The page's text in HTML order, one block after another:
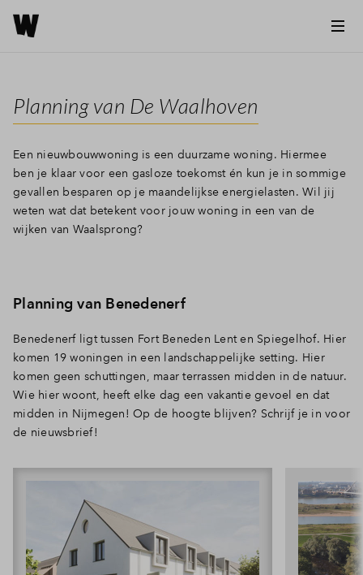
Planning van De Waalhoven
Een nieuwbouwwoning is een duurzame woning. Hiermee
ben je klaar voor een gasloze toekomst én kun je in sommige
gevallen besparen op je maandelijkse energielasten. Wil jij
weten wat dat betekent voor jouw woning in een van de
wijken van Waalsprong?
Planning van Benedenerf
Benedenerf ligt tussen Fort Beneden Lent en Spiegelhof. Hier
komen 19 woningen in een landschappelijke setting. Hier
komen geen schuttingen, maar terrassen midden in de natuur.
Wie hier woont, heeft elke dag een vakantie gevoel en dat
midden in Nijmegen! Op de hoogte blijven? Schrijf je in voor
de nieuwsbrief!